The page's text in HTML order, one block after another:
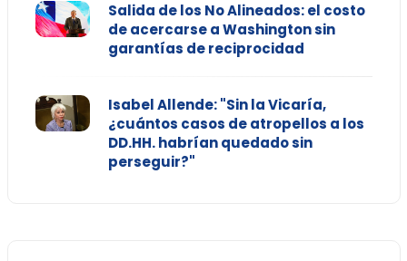
Salida de los No Alineados: el costo
de acercarse a Washington sin
garantías de reciprocidad
Isabel Allende: "Sin la Vicaría,
¿cuántos casos de atropellos a los
DD.HH. habrían quedado sin
perseguir?"